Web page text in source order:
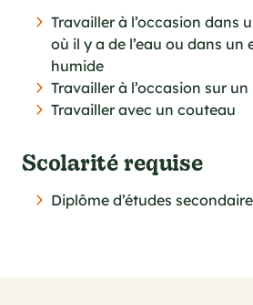
Travailler à l’occasion dans
où il y a de l’eau ou dans
humide
Travailler à l’occasion sur
Travailler avec un couteau
Scolarité requise
Diplôme d’études